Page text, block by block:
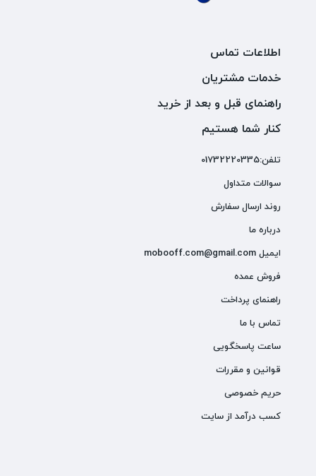
اطلاعات تماس
خدمات مشتریان
راهنمای قبل و بعد از خرید
کنار شما هستیم
تلفن:01732220335
سوالات متداول
روند ارسال سفارش
درباره ما
ایمیل mobooff.com@gmail.com
فروش عمده
راهنمای پرداخت
تماس با ما
ساعت پاسخگویی
قوانین و مقررات
حریم خصوصی
کسب درآمد از سایت